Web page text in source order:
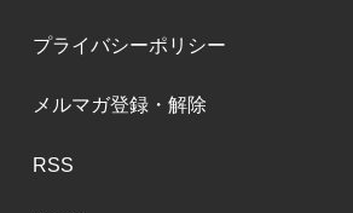
プライバシーポリシー
メルマガ登録・解除
RSS